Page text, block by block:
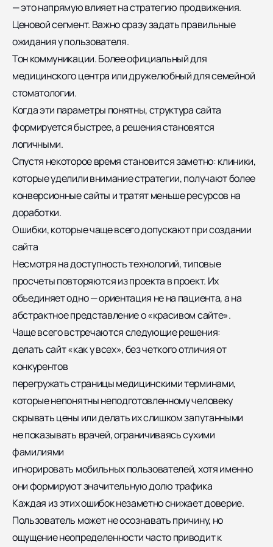
— это напрямую влияет на стратегию продвижения.
Ценовой сегмент. Важно сразу задать правильные
ожидания у пользователя.
Тон коммуникации. Более официальный для
медицинского центра или дружелюбный для семейной
стоматологии.
Когда эти параметры понятны, структура сайта
формируется быстрее, а решения становятся
логичными.
Спустя некоторое время становится заметно: клиники,
которые уделили внимание стратегии, получают более
конверсионные сайты и тратят меньше ресурсов на
доработки.
Ошибки, которые чаще всего допускают при создании
сайта
Несмотря на доступность технологий, типовые
просчеты повторяются из проекта в проект. Их
объединяет одно — ориентация не на пациента, а на
абстрактное представление о «красивом сайте».
Чаще всего встречаются следующие решения:
делать сайт «как у всех», без четкого отличия от
конкурентов
перегружать страницы медицинскими терминами,
которые непонятны неподготовленному человеку
скрывать цены или делать их слишком запутанными
не показывать врачей, ограничиваясь сухими
фамилиями
игнорировать мобильных пользователей, хотя именно
они формируют значительную долю трафика
Каждая из этих ошибок незаметно снижает доверие.
Пользователь может не осознавать причину, но
ощущение неопределенности часто приводит к